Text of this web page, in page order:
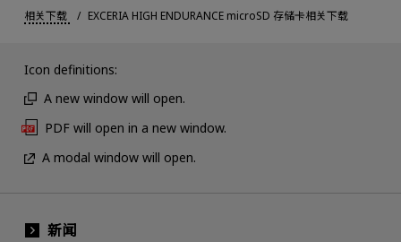
相关下载
EXCERIA HIGH ENDURANCE microSD 存储卡相关下载
Icon definitions:
A new window will open.
PDF will open in a new window.
A modal window will open.
新闻